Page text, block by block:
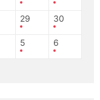
29 30
5 6